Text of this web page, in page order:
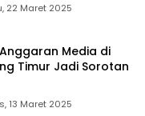
22 Maret 2025
Media di
Timur Jadi Sorotan
13 Maret 2025